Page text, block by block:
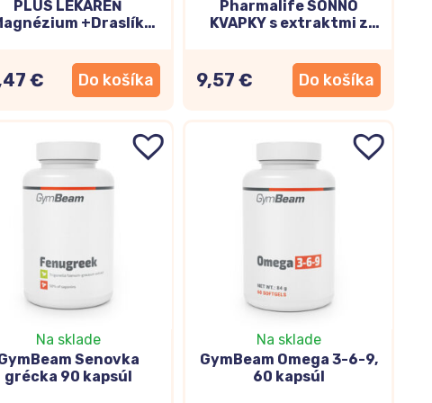
takže chráni vaše telo pred voľnými
tela, medzi nimi aj tých mozgových. Prirodzene
a mliečne výrobky.
Vyživuje mozgové bunky a
PLUS LEKÁREŇ
+Draslík
plody 10x25ml
€ Do košíka
Pharmalife SONNO
KVAPKY s extraktmi z
9,57 € Do košíka
Na sklade
Senovka
grécka 90 kapsúl
Na sklade
GymBeam Omega 3-6-9,
60 kapsúl